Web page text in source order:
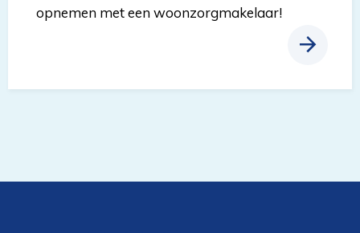
opnemen met een woonzorgmakelaar!